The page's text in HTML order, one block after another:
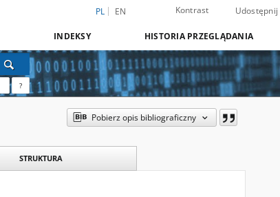
PL EN Kontrast Udostępnij
INDEKSY HISTORIA PRZEGLĄDANIA
?
Pobierz opis bibliograficzny
STRUKTURA